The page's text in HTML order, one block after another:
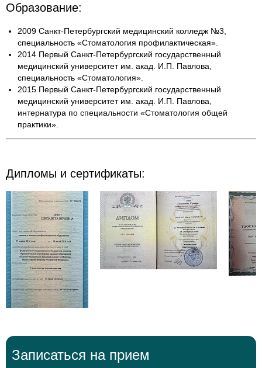
Образование:
2009 Санкт-Петербургский медицинский колледж №3,
специальность «Стоматология профилактическая».
2014 Первый Санкт-Петербургский государственный
медицинский университет им. акад. И.П. Павлова,
специальность «Стоматология».
2015 Первый Санкт-Петербургский государственный
медицинский университет им. акад. И.П. Павлова,
интернатура по специальности «Стоматология общей
практики».
Дипломы и сертификаты:
Записаться на прием